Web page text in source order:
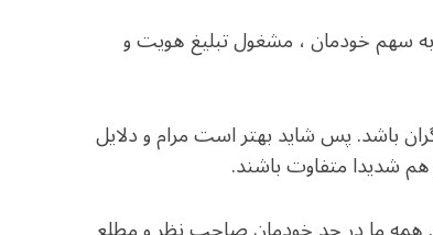
سهم خودمان ، مشغول تبلیغ هویت و
باشد. پس شاید بهتر است مرام و دلایل
هم شدیدا متفاوت باشند.